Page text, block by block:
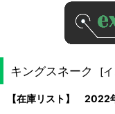
キングスネーク [
【在庫リスト】 2022